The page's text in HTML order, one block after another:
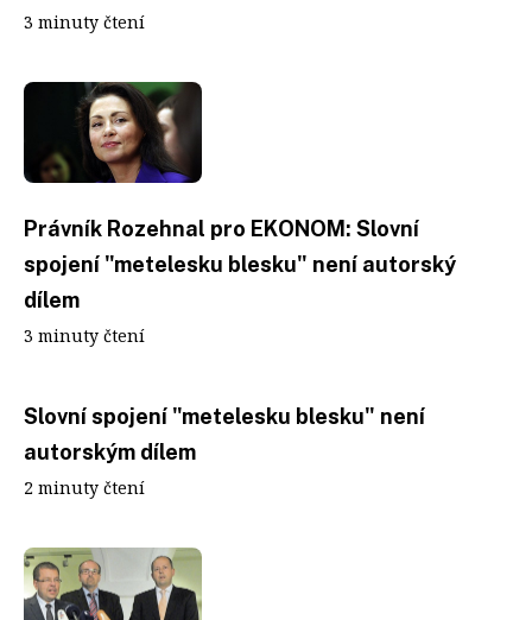
3 minuty čtení
Právník Rozehnal pro EKONOM: Slovní
spojení "metelesku blesku" není autorský
dílem
3 minuty čtení
Slovní spojení "metelesku blesku" není
autorským dílem
2 minuty čtení